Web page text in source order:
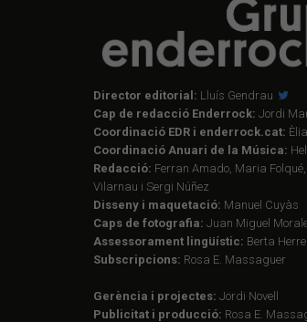
Director editorial: Lluís Gendrau
Cap de redacció Enderrock: Jordi
Coordinació EDR i enderrock.cat:
Coordinació Anuari de la Música:
Redacció: Ferran Amado, Maria
Vilarnau i Sergi Núñez
Disseny i maquetació: Manuel Cuyàs
Caps de fotografia: Juan Miguel
Assessorament lingüístic: Berta
Subscripcions: Rosa E. Massaguer
Gerència i projectes: Jordi Novell
Publicitat i producció: Rosa E.